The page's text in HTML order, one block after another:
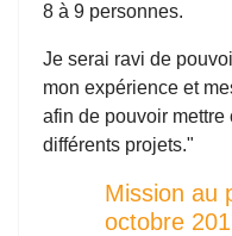
8 à 9 personnes.
Je serai ravi de
mon expérience et
afin de pouvoir
différents projets."
Mission au
octobre